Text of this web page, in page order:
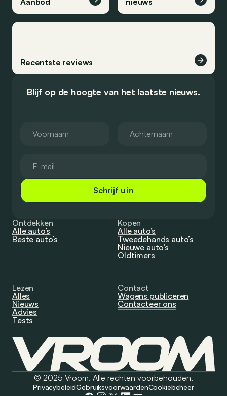
Recentste reviews
Blijf op de hoogte van het laatste nieuws.
Schrijf u in
Ontdekken
Alle auto’s
Beste auto’s
Kopen
Alle auto’s
Tweedehands auto’s
Nieuwe auto’s
Oldtimers
Lezen
Alles
Nieuws
Advies
Tests
Contact
Wagens publiceren
Contacteer ons
© 2025 Vroom. Alle rechten voorbehouden.
PrivacybeleidGebruiksvoorwaardenCookiebeheer